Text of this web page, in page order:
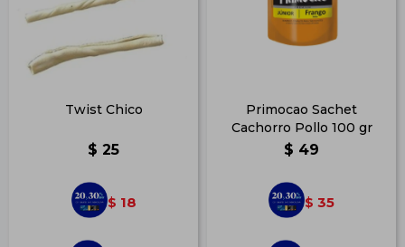
Twist Chico
$ 25
$ 18
Primocao Sachet
Cachorro Pollo 100 gr
$ 49
$ 35